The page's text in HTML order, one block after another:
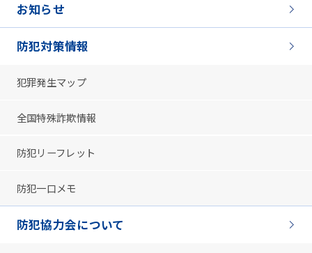
お知らせ
防犯対策情報
犯罪発生マップ
全国特殊詐欺情報
防犯リーフレット
防犯一口メモ
防犯協力会について